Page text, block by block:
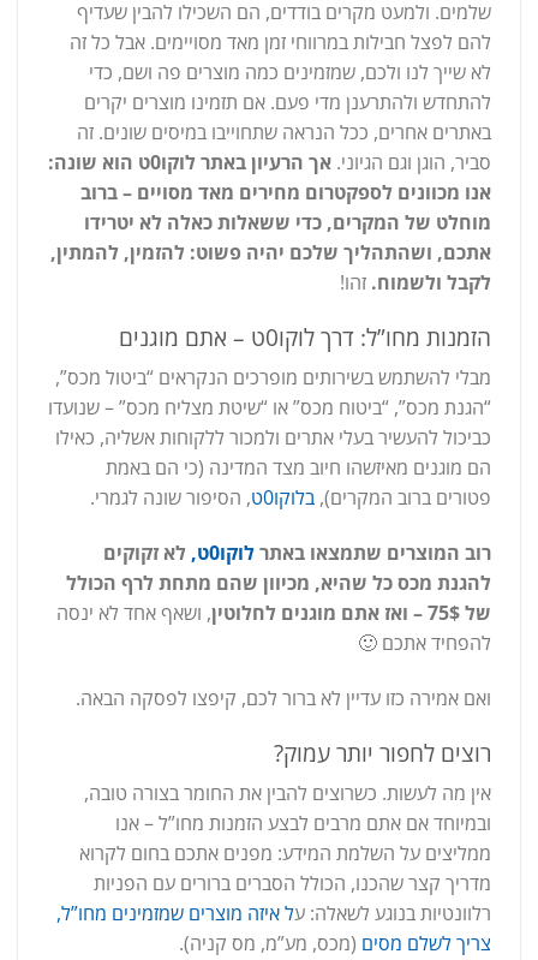
שלמים. ולמעט מקרים בודדים, הם השכילו להבין שעדיף
להם לפצל חבילות במרווחי זמן מאד מסויימים. אבל כל זה
לא שייך לנו ולכם, שמזמינים כמה מוצרים פה ושם, כדי
להתחדש ולהתרענן מדי פעם. אם תזמינו מוצרים יקרים
באתרים אחרים, ככל הנראה שתחוייבו במיסים שונים. זה
סביר, הוגן וגם הגיוני.
אך הרעיון באתר לוקו0ט הוא שונה:
אנו מכוונים לספקטרום מחירים מאד מסויים – ברוב
מוחלט של המקרים, כדי ששאלות כאלה לא יטרידו
אתכם, ושהתהליך שלכם יהיה פשוט: להזמין, להמתין,
לקבל ולשמוח. זהו!
הזמנות מחו”ל: דרך לוקו0ט – אתם מוגנים
מבלי להשתמש בשירותים מופרכים הנקראים “ביטול מכס”,
“הגנת מכס”, “ביטוח מכס” או “שיטת מצליח מכס” – שנועדו
כביכול להעשיר בעלי אתרים ולמכור ללקוחות אשליה, כאילו
הם מוגנים מאיזשהו חיוב מצד המדינה (כי הם באמת
פטורים ברוב המקרים), בלוקו0ט , הסיפור שונה לגמרי.
רוב המוצרים שתמצאו באתרלוקו0ט,
לא זקוקים
להגנת מכס כל שהיא, מכיוון שהם מתחת לרף הכולל
של 75$ – ואז אתם מוגנים לחלוטין
, ושאף אחד לא ינסה
להפחיד אתכם 🙂
ואם אמירה כזו עדיין לא ברור לכם, קיפצו לפסקה הבאה.
רוצים לחפור יותר עמוק?
אין מה לעשות. כשרוצים להבין את החומר בצורה טובה,
ובמיוחד אם אתם מרבים לבצע הזמנות מחו”ל – אנו
ממליצים על השלמת המידע: מפנים אתכם בחום לקרוא
מדריך קצר שהכנו, הכולל הסברים ברורים עם הפניות
רלוונטיות בנוגע לשאלה: על איזה מוצרים שמזמינים מחו”ל,
צריך לשלם מסים (מכס, מע”מ, מס קניה).